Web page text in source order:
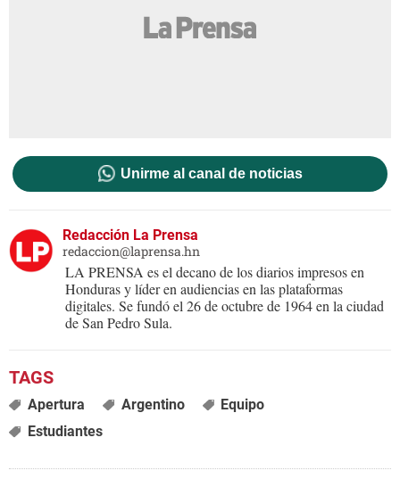
Unirme al canal de noticias
Redacción La Prensa
redaccion@laprensa.hn
LA PRENSA es el decano de los diarios impresos en
Honduras y líder en audiencias en las plataformas
digitales. Se fundó el 26 de octubre de 1964 en la ciudad
de San Pedro Sula.
Apertura Argentino
Equipo
Estudiantes